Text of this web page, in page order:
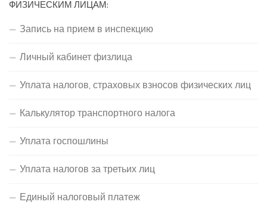
ФИЗИЧЕСКИМ ЛИЦАМ:
Запись на прием в инспекцию
Личный кабинет физлица
Уплата налогов, страховых взносов физических лиц
Калькулятор транспортного налога
Уплата госпошлины
Уплата налогов за третьих лиц
Единый налоговый платеж